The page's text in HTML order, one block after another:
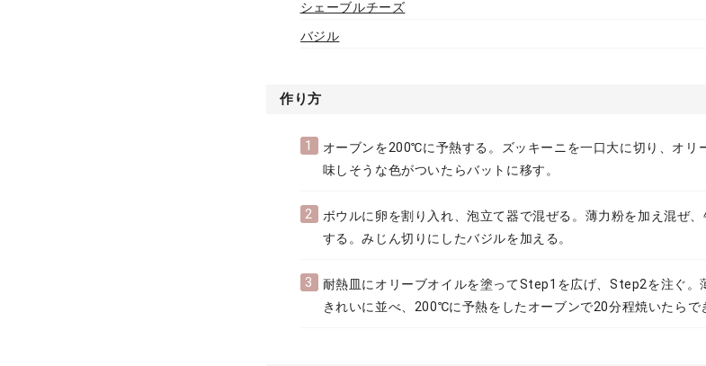
シェーブルチーズ
バジル
作り方
1
オーブンを200℃に予熱する。ズッキーニを一口大に切り、オリ
味しそうな色がついたらバットに移す。
2
ボウルに卵を割り入れ、泡立て器で混ぜる。薄力粉を加え混ぜ
する。みじん切りにしたバジルを加える。
3
耐熱皿にオリーブオイルを塗ってStep1を広げ、Step2を注ぐ。
きれいに並べ、200℃に予熱をしたオーブンで20分程焼いたらで